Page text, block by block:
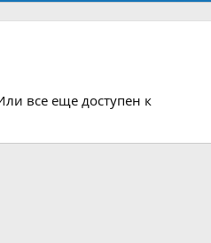
все еще доступен к